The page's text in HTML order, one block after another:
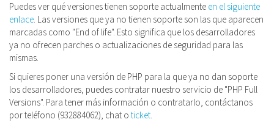
Puedes ver qué versiones tienen soporte actualmente en el siguiente
enlace. Las versiones que ya no tienen soporte son las que aparecen
marcadas como "End of life". Esto significa que los desarrolladores
ya no ofrecen parches o actualizaciones de seguridad para las
mismas.
Si quieres poner una versión de PHP para la que ya no dan soporte
los desarrolladores, puedes contratar nuestro servicio de "PHP Full
Versions". Para tener más información o contratarlo, contáctanos
por teléfono (932884062), chat o ticket.